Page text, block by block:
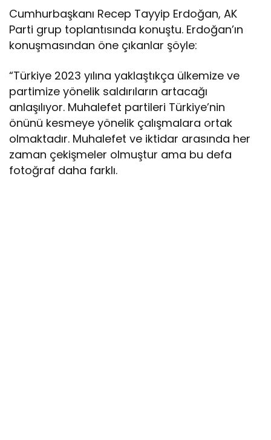
Cumhurbaşkanı Recep Tayyip Erdoğan, AK
Parti grup toplantısında konuştu. Erdoğan’ın
konuşmasından öne çıkanlar şöyle:
“Türkiye 2023 yılına yaklaştıkça ülkemize ve
partimize yönelik saldırıların artacağı
anlaşılıyor. Muhalefet partileri Türkiye’nin
önünü kesmeye yönelik çalışmalara ortak
olmaktadır. Muhalefet ve iktidar arasında her
zaman çekişmeler olmuştur ama bu defa
fotoğraf daha farklı.